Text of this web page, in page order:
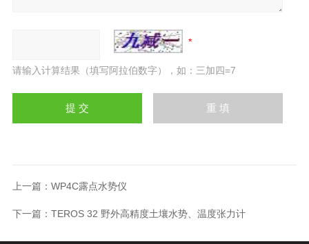
请输入计算结果（填写阿拉伯数字），如：三加四=7
上一篇： WP4C露点水势仪
下一篇： TEROS 32 野外高精度土壤水势、温度张力计